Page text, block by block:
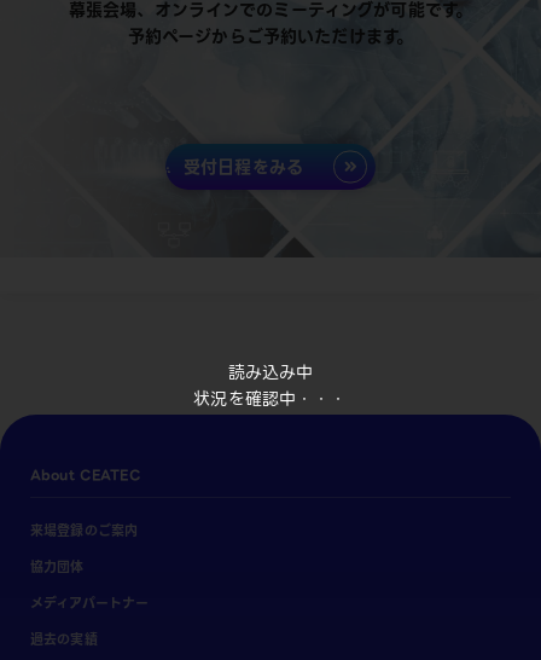
読み込み中
状況を確認中・・・
幕張会場、オンラインでのミーティングが可能です。
予約ページからご予約いただけます。
受付日程をみる
About CEATEC
来場登録のご案内
協力団体
メディアパートナー
過去の実績